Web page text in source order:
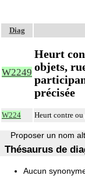
Diag
W2249
Heurt
objets,
précisée
W224 Heurt contre ou
Proposer un nom
Thésaurus de
Aucun